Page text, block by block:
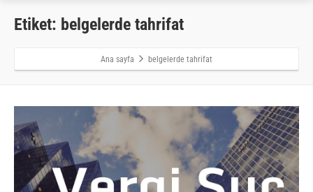
Etiket: belgelerde tahrifat
Ana sayfa belgelerde tahrifat